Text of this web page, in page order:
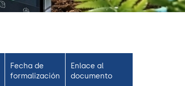
Fecha de
formalización
Enlace al
documento